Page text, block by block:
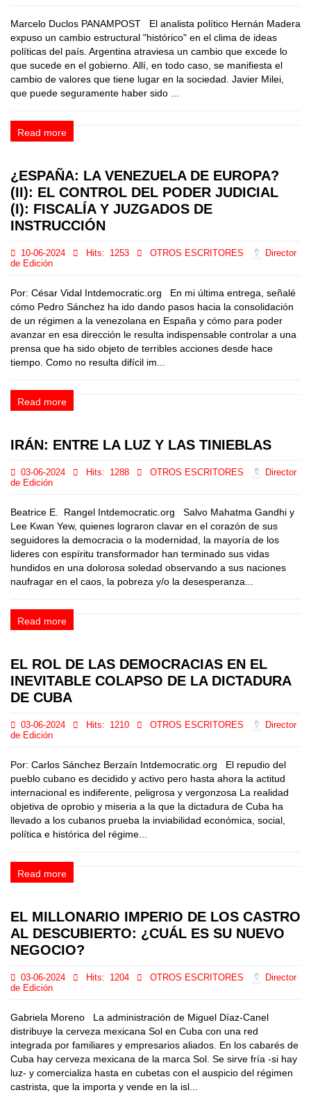
Marcelo Duclos PANAMPOST El analista político Hernán Madera
expuso un cambio estructural "histórico" en el clima de ideas
políticas del país. Argentina atraviesa un cambio que excede lo
que sucede en el gobierno. Allí, en todo caso, se manifiesta el
cambio de valores que tiene lugar en la sociedad. Javier Milei,
que puede seguramente haber sido ...
Read more
¿ESPAÑA: LA VENEZUELA DE EUROPA?
(II): EL CONTROL DEL PODER JUDICIAL
(I): FISCALÍA Y JUZGADOS DE
INSTRUCCIÓN
10-06-2024 Hits: 1253 OTROS ESCRITORES
Director
de Edición
Por: César Vidal Intdemocratic.org En mi última entrega, señalé
cómo Pedro Sánchez ha ido dando pasos hacia la consolidación
de un régimen a la venezolana en España y cómo para poder
avanzar en esa dirección le resulta indispensable controlar a una
prensa que ha sido objeto de terribles acciones desde hace
tiempo. Como no resulta difícil im...
Read more
IRÁN: ENTRE LA LUZ Y LAS TINIEBLAS
03-06-2024 Hits: 1288 OTROS ESCRITORES
Director
de Edición
Beatrice E. Rangel Intdemocratic.org Salvo Mahatma Gandhi y
Lee Kwan Yew, quienes lograron clavar en el corazón de sus
seguidores la democracia o la modernidad, la mayoría de los
lideres con espíritu transformador han terminado sus vidas
hundidos en una dolorosa soledad observando a sus naciones
naufragar en el caos, la pobreza y/o la desesperanza...
Read more
EL ROL DE LAS DEMOCRACIAS EN EL
INEVITABLE COLAPSO DE LA DICTADURA
DE CUBA
03-06-2024 Hits: 1210 OTROS ESCRITORES
Director
de Edición
Por: Carlos Sánchez Berzaín Intdemocratic.org El repudio del
pueblo cubano es decidido y activo pero hasta ahora la actitud
internacional es indiferente, peligrosa y vergonzosa La realidad
objetiva de oprobio y miseria a la que la dictadura de Cuba ha
llevado a los cubanos prueba la inviabilidad económica, social,
política e histórica del régime...
Read more
EL MILLONARIO IMPERIO DE LOS CASTRO
AL DESCUBIERTO: ¿CUÁL ES SU NUEVO
NEGOCIO?
03-06-2024 Hits: 1204 OTROS ESCRITORES
Director
de Edición
Gabriela Moreno La administración de Miguel Díaz-Canel
distribuye la cerveza mexicana Sol en Cuba con una red
integrada por familiares y empresarios aliados. En los cabarés de
Cuba hay cerveza mexicana de la marca Sol. Se sirve fría -si hay
luz- y comercializa hasta en cubetas con el auspicio del régimen
castrista, que la importa y vende en la isl...